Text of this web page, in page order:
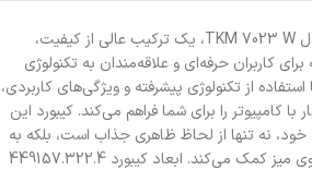
ست ماوس و کیبورد تسکو مدل TKM 7023 W، یک ترکیب عالی از کیفیت،
کاربران حرفه‌ای و علاقه‌مندان به تکنولوژی
از تکنولوژی پیشرفته و ویژگی‌های کاربردی،
با کامپیوتر را برای شما فراهم می‌کند. کیبورد این
نه تنها از لحاظ ظاهری جذاب است، بلکه به
کاهش فضای اشغال‌شده بر روی میز کمک می‌کند. ابعاد کیبورد 449157.322.4